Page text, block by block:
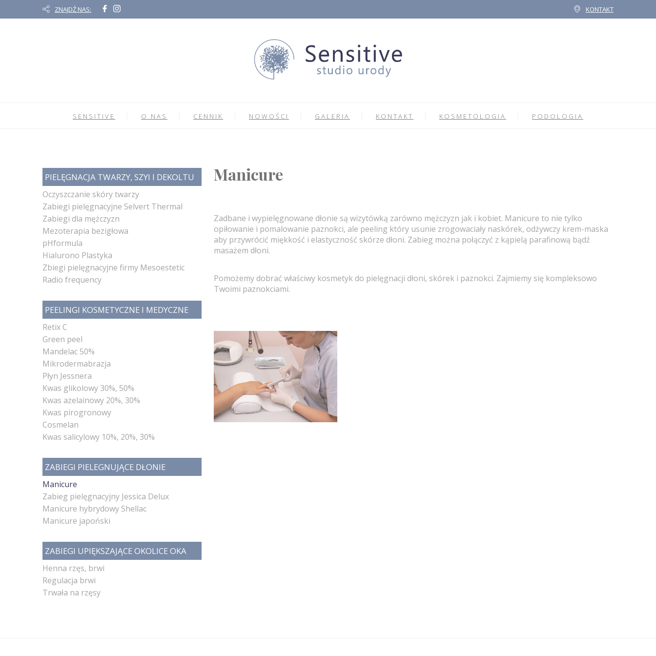
ZNAJDŹ NAS: KONTAKT
SENSITIVE O NAS CENNIK NOWOŚCI GALERIA KONTAKT KOSMETOLOGIA PODOLOGIA
PIELĘGNACJA TWARZY, SZYI I DEKOLTU
Oczyszczanie skóry twarzy
Zabiegi pielęgnacyjne Selvert Thermal
Zabiegi dla mężczyzn
Mezoterapia bezigłowa
pHformula
Hialurono Plastyka
Zbiegi pielęgnacyjne firmy Mesoestetic
Radio frequency
PEELINGI KOSMETYCZNE I MEDYCZNE
Retix C
Green peel
Mandelac 50%
Mikrodermabrazja
Płyn Jessnera
Kwas glikolowy 30%, 50%
Kwas azelainowy 20%, 30%
Kwas pirogronowy
Cosmelan
Kwas salicylowy 10%, 20%, 30%
ZABIEGI PIELEGNUJĄCE DŁONIE
Manicure
Zabieg pielęgnacyjny Jessica Delux
Manicure hybrydowy Shellac
Manicure japoński
ZABIEGI UPIĘKSZAJĄCE OKOLICE OKA
Henna rzęs, brwi
Regulacja brwi
Trwała na rzęsy
Manicure
Zadbane i wypielęgnowane dłonie są wizytówką zarówno mężczyzn jak i kobiet. Manicure to nie tylko
opiłowanie i pomalowanie paznokci, ale peeling który usunie zrogowaciały naskórek, odżywczy krem-maska
aby przywrócić miękkość i elastyczność skórze dłoni. Zabieg można połączyć z kąpielą parafinową bądź
masażem dłoni.
Pomożemy dobrać właściwy kosmetyk do pielęgnacji dłoni, skórek i paznokci. Zajmiemy się kompleksowo
Twoimi paznokciami.